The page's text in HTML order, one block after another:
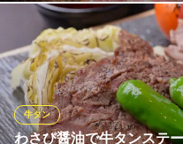
広電本線八丁堀駅 徒歩4分
広島県広島市中区新天地1-11 新天
広島が誇る最高級の和牛肉
極上の霜降り肉を『炙りステ
でとろけるような食感と、上
存分にご堪能いただける一品
と、山葵や地元広島の川中醤
い。
わさび醤油で牛タンステ
牛タン